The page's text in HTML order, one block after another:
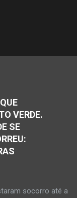
VERDE.
SE
socorro até a